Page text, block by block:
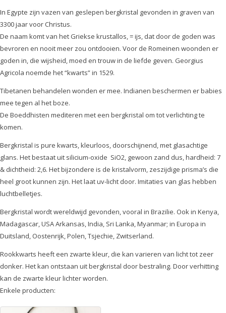
In Egypte zijn vazen van geslepen bergkristal gevonden in graven van
3300 jaar voor Christus.
De naam komt van het Griekse krustallos, = ijs, dat door de goden was
bevroren en nooit meer zou ontdooien. Voor de Romeinen woonden er
goden in, die wijsheid, moed en trouw in de liefde geven. Georgius
Agricola noemde het “kwarts” in 1529.
Tibetanen behandelen wonden er mee. Indianen beschermen er babies
mee tegen al het boze.
De Boeddhisten mediteren met een bergkristal om tot verlichting te
komen.
Bergkristal is pure kwarts, kleurloos, doorschijnend, met glasachtige
glans. Het bestaat uit silicium-oxide SiO2, gewoon zand dus, hardheid: 7
& dichtheid: 2,6. Het bijzondere is de kristalvorm, zeszijdige prisma’s die
heel groot kunnen zijn. Het laat uv-licht door. Imitaties van glas hebben
luchtbelletjes.
Bergkristal wordt wereldwijd gevonden, vooral in Brazilie. Ook in Kenya,
Madagascar, USA Arkansas, India, Sri Lanka, Myanmar; in Europa in
Duitsland, Oostenrijk, Polen, Tsjechie, Zwitserland.
Rookkwarts heeft een zwarte kleur, die kan varieren van licht tot zeer
donker. Het kan ontstaan uit bergkristal door bestraling. Door verhitting
kan de zwarte kleur lichter worden.
Enkele producten: